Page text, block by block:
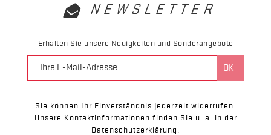
NEWSLETTER
Erhalten Sie unsere Neuigkeiten und Sonderangebote
Sie können Ihr Einverständnis jederzeit widerrufen.
Unsere Kontaktinformationen finden Sie u. a. in der
Datenschutzerklärung.